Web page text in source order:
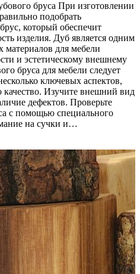
бруса При изготовлении
подобрать
который обеспечит
изделия. Дуб является одним
материалов для мебели
и эстетическому внешнему
бруса для мебели следует
ключевых аспектов,
качество. Изучите внешний вид
дефектов. Проверьте
с помощью специального
на сучки и…